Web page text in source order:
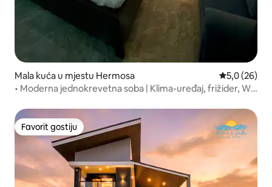
Mala kuća u mjestu Hermosa Prosječna
5,0 (26)
• Moderna jednokrevetna soba | Klima-uređaj, frižider, Wi-
Favorit gostiju
Favorit gostiju